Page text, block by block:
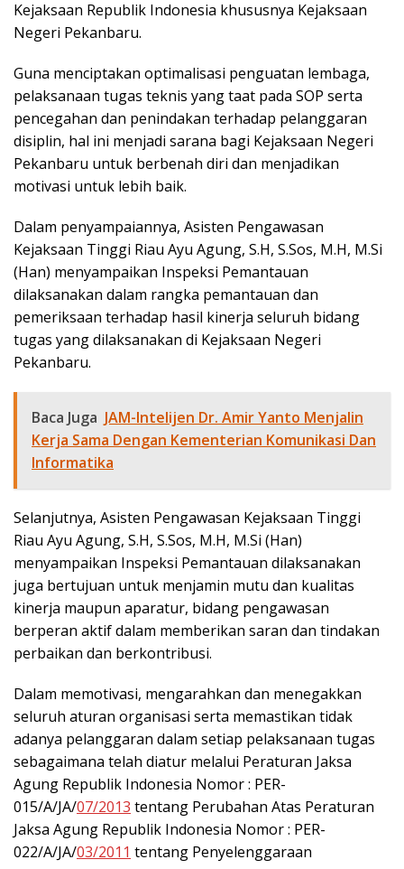
Kejaksaan Republik Indonesia khususnya Kejaksaan
Negeri Pekanbaru.
Guna menciptakan optimalisasi penguatan lembaga,
pelaksanaan tugas teknis yang taat pada SOP serta
pencegahan dan penindakan terhadap pelanggaran
disiplin, hal ini menjadi sarana bagi Kejaksaan Negeri
Pekanbaru untuk berbenah diri dan menjadikan
motivasi untuk lebih baik.
Dalam penyampaiannya, Asisten Pengawasan
Kejaksaan Tinggi Riau Ayu Agung, S.H, S.Sos, M.H, M.Si
(Han) menyampaikan Inspeksi Pemantauan
dilaksanakan dalam rangka pemantauan dan
pemeriksaan terhadap hasil kinerja seluruh bidang
tugas yang dilaksanakan di Kejaksaan Negeri
Pekanbaru.
Baca Juga JAM-Intelijen Dr. Amir Yanto Menjalin
Kerja Sama Dengan Kementerian Komunikasi Dan
Informatika
Selanjutnya, Asisten Pengawasan Kejaksaan Tinggi
Riau Ayu Agung, S.H, S.Sos, M.H, M.Si (Han)
menyampaikan Inspeksi Pemantauan dilaksanakan
juga bertujuan untuk menjamin mutu dan kualitas
kinerja maupun aparatur, bidang pengawasan
berperan aktif dalam memberikan saran dan tindakan
perbaikan dan berkontribusi.
Dalam memotivasi, mengarahkan dan menegakkan
seluruh aturan organisasi serta memastikan tidak
adanya pelanggaran dalam setiap pelaksanaan tugas
sebagaimana telah diatur melalui Peraturan Jaksa
Agung Republik Indonesia Nomor : PER-
015/A/JA/07/2013 tentang Perubahan Atas Peraturan
Jaksa Agung Republik Indonesia Nomor : PER-
022/A/JA/03/2011 tentang Penyelenggaraan